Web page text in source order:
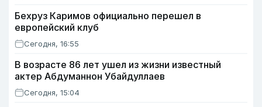
Бехруз Каримов официально перешел в
европейский клуб
Сегодня, 16:55
В возрасте 86 лет ушел из жизни известный
актер Абдуманнон Убайдуллаев
Сегодня, 15:04